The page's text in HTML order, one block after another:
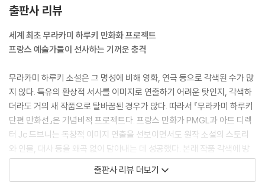
“제가 찾아온 것은
도쿄를 파멸에서 구하기 위해서입니다.”
도쿄 신용금고의 융자관리과 계장, 가타기리 씨. 어느 날 귀가하니 거대한
개구리가 기다리고 있었다. 개구리는 자신을 ‘개구리 군’이라 소개한 뒤 믿
기 힘든 이야기를 시작한다. 사흘 뒤 도쿄에 거대 지진이 찾아온다는 것. 지
하에 있는 거대 지렁이를 쓰러뜨려야 지진을 막을 수 있다고 한다. 개구리
군은 가타기리 씨가 함께 싸워야 ‘지렁이 군’을 이길 수 있다며, 힘을 합쳐
도쿄를 구하자고 한다.
출판사 리뷰
세계 최초 무라카미 하루키 만화화 프로젝트
프랑스 예술가들이 선사하는 기꺼운 충격
무라카미 하루키 소설은 그 명성에 비해 영화, 연극 등으로 각색된 수가 많
지 않다. 특유의 환상적 서사를 이미지로 연출하기 어려운 탓인지, 각색하
더라도 거의 새 작품으로 탈바꿈된 경우가 많다. 따라서 『무라카미 하루키
단편 만화선』은 기념비적 프로젝트다. 프랑스 만화가 PMGL과 아트 디렉
터 Jc 드브니는 독창적 이미지 연출을 선보이면서도 원작 소설의 스토리
와 인물, 대사 등을 왜곡 없이 담아내는 데 성공했다. 본래 작품 각색에 방
어적인 무라카미 하루키도 이들의 작업은 흔쾌히 허가해, 초기작부터 근작
까지 아홉 편의 단편소설이 만화화되어 『무라카미 하루키 단편 만화선』이
출판사 리뷰 더보기